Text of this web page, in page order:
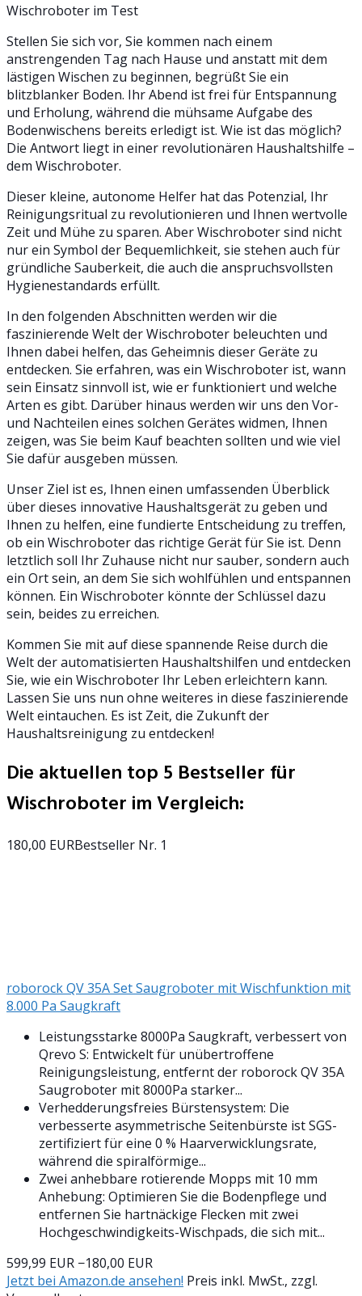
Wischroboter im Test
Stellen Sie sich vor, Sie kommen nach einem
anstrengenden Tag nach Hause und anstatt mit dem
lästigen Wischen zu beginnen, begrüßt Sie ein
blitzblanker Boden. Ihr Abend ist frei für Entspannung
und Erholung, während die mühsame Aufgabe des
Bodenwischens bereits erledigt ist. Wie ist das möglich?
Die Antwort liegt in einer revolutionären Haushaltshilfe –
dem Wischroboter.
Dieser kleine, autonome Helfer hat das Potenzial, Ihr
Reinigungsritual zu revolutionieren und Ihnen wertvolle
Zeit und Mühe zu sparen. Aber Wischroboter sind nicht
nur ein Symbol der Bequemlichkeit, sie stehen auch für
gründliche Sauberkeit, die auch die anspruchsvollsten
Hygienestandards erfüllt.
In den folgenden Abschnitten werden wir die
faszinierende Welt der Wischroboter beleuchten und
Ihnen dabei helfen, das Geheimnis dieser Geräte zu
entdecken. Sie erfahren, was ein Wischroboter ist, wann
sein Einsatz sinnvoll ist, wie er funktioniert und welche
Arten es gibt. Darüber hinaus werden wir uns den Vor-
und Nachteilen eines solchen Gerätes widmen, Ihnen
zeigen, was Sie beim Kauf beachten sollten und wie viel
Sie dafür ausgeben müssen.
Unser Ziel ist es, Ihnen einen umfassenden Überblick
über dieses innovative Haushaltsgerät zu geben und
Ihnen zu helfen, eine fundierte Entscheidung zu treffen,
ob ein Wischroboter das richtige Gerät für Sie ist. Denn
letztlich soll Ihr Zuhause nicht nur sauber, sondern auch
ein Ort sein, an dem Sie sich wohlfühlen und entspannen
können. Ein Wischroboter könnte der Schlüssel dazu
sein, beides zu erreichen.
Kommen Sie mit auf diese spannende Reise durch die
Welt der automatisierten Haushaltshilfen und entdecken
Sie, wie ein Wischroboter Ihr Leben erleichtern kann.
Lassen Sie uns nun ohne weiteres in diese faszinierende
Welt eintauchen. Es ist Zeit, die Zukunft der
Haushaltsreinigung zu entdecken!
Die aktuellen top 5 Bestseller für
Wischroboter im Vergleich:
180,00 EURBestseller Nr. 1
roborock QV 35A Set Saugroboter mit Wischfunktion mit
8.000 Pa Saugkraft
Leistungsstarke 8000Pa Saugkraft, verbessert von
Qrevo S: Entwickelt für unübertroffene
Reinigungsleistung, entfernt der roborock QV 35A
Saugroboter mit 8000Pa starker...
Verhedderungsfreies Bürstensystem: Die
verbesserte asymmetrische Seitenbürste ist SGS-
zertifiziert für eine 0 % Haarverwicklungsrate,
während die spiralförmige...
Zwei anhebbare rotierende Mopps mit 10 mm
Anhebung: Optimieren Sie die Bodenpflege und
entfernen Sie hartnäckige Flecken mit zwei
Hochgeschwindigkeits-Wischpads, die sich mit...
599,99 EUR −180,00 EUR
Jetzt bei Amazon.de ansehen! Preis inkl. MwSt., zzgl.